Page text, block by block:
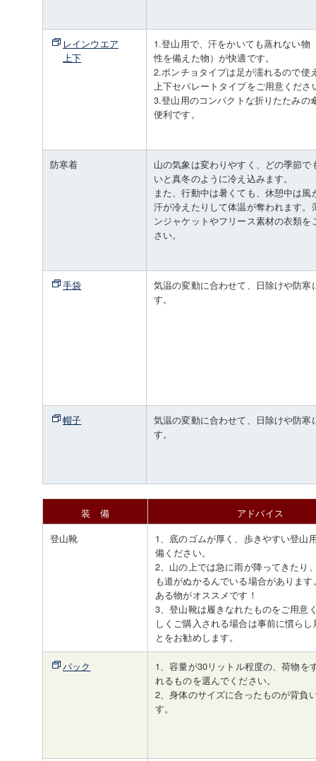
レインウエア
上下
1.登山用で、汗をかいても蒸れない物
性を備えた物）が快適です。
2.ポンチョタイプは足が濡れるので使
上下セパレートタイプをご用意くださ
3.登山用のコンパクトな折りたたみの
便利です。
防寒着
山の気象は変わりやすく、どの季節で
いと真冬のように冷え込みます。
また、行動中は暑くても、休憩中は風
汗が冷えたりして体温が奪われます。
ンジャケットやフリース素材の衣類を
さい。
手袋
気温の変動に合わせて、日除けや防寒
す。
帽子
気温の変動に合わせて、日除けや防寒
す。
装 備
アドバイス
登山靴
1、底のゴムが厚く、歩きやすい登山
備ください。
2、山の上では急に雨が降ってきたり
も道がぬかるんでいる場合がありま
ある物がオススメです！
3、登山靴は履きなれたものをご用意
しくご購入される場合は事前に慣ら
とをお勧めします。
パック
1、容量が30リットル程度の、荷物を
れるものを選んでください。
2、身体のサイズに合ったものが背負
す。